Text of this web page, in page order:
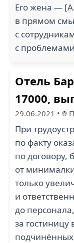
Его жена —
в прямом
с
с
Отель
17000,
29.06.2021 •
При
по факту
по договору,
от
только
и
до
за